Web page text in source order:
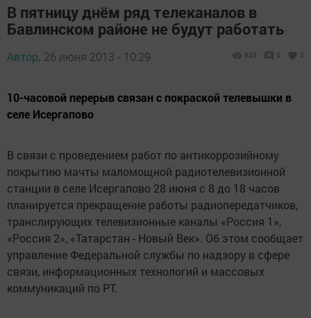
В пятницу днём ряд телеканалов в
Бавлинском районе не будут работать
Автор, 26 июня 2013 - 10:29 833 0 0
10-часовой перерыв связан с покраской телевышки в
селе Исергапово
В связи с проведением работ по антикоррозийному
покрытию мачты маломощной радиотелевизионной
станции в селе Исергапово 28 июня с 8 до 18 часов
планируется прекращение работы радиопередатчиков,
транслирующих телевизионные каналы «Россия 1»,
«Россия 2», «Татарстан - Новый Век». Об этом сообщает
управление Федеральной службы по надзору в сфере
связи, информационных технологий и массовых
коммуникаций по РТ.